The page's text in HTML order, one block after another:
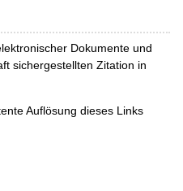
Dokumente und
sichergestellten Zitation in
Auflösung dieses Links